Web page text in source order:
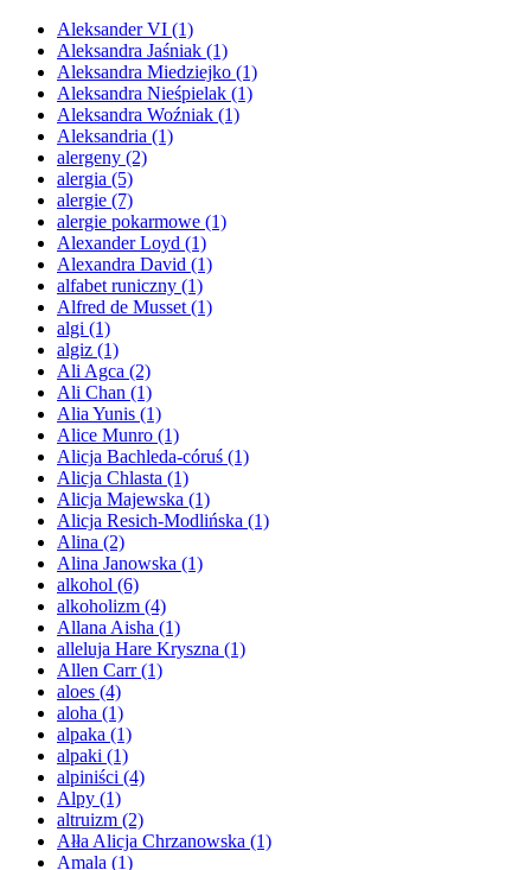
Aleksander VI (1)
Aleksandra Jaśniak (1)
Aleksandra Miedziejko (1)
Aleksandra Nieśpielak (1)
Aleksandra Woźniak (1)
Aleksandria (1)
alergeny (2)
alergia (5)
alergie (7)
alergie pokarmowe (1)
Alexander Loyd (1)
Alexandra David (1)
alfabet runiczny (1)
Alfred de Musset (1)
algi (1)
algiz (1)
Ali Agca (2)
Ali Chan (1)
Alia Yunis (1)
Alice Munro (1)
Alicja Bachleda-córuś (1)
Alicja Chlasta (1)
Alicja Majewska (1)
Alicja Resich-Modlińska (1)
Alina (2)
Alina Janowska (1)
alkohol (6)
alkoholizm (4)
Allana Aisha (1)
alleluja Hare Kryszna (1)
Allen Carr(1)
aloes (4)
aloha (1)
alpaka (1)
alpaki (1)
alpiniści (4)
Alpy (1)
altruizm (2)
Ałła Alicja Chrzanowska (1)
Amala (1)